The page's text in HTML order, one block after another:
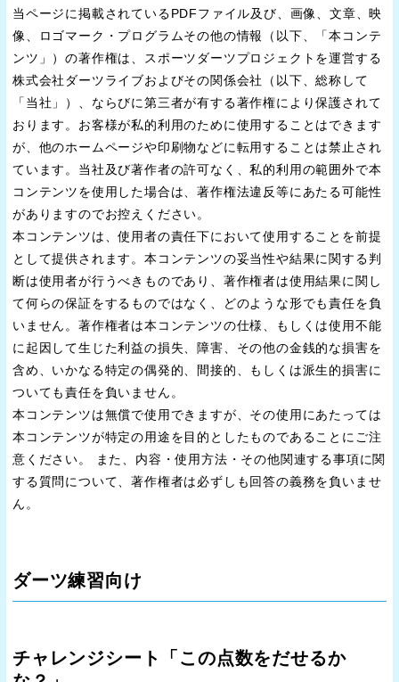
当ページに掲載されているPDFファイル及び、画像、文章、映
像、ロゴマーク・プログラムその他の情報（以下、「本コンテ
ンツ」）の著作権は、スポーツダーツプロジェクトを運営する
株式会社ダーツライブおよびその関係会社（以下、総称して
「当社」）、ならびに第三者が有する著作権により保護されて
おります。お客様が私的利用のために使用することはできます
が、他のホームページや印刷物などに転用することは禁止され
ています。当社及び著作者の許可なく、私的利用の範囲外で本
コンテンツを使用した場合は、著作権法違反等にあたる可能性
がありますのでお控えください。
本コンテンツは、使用者の責任下において使用することを前提
として提供されます。本コンテンツの妥当性や結果に関する判
断は使用者が行うべきものであり、著作権者は使用結果に関し
て何らの保証をするものではなく、どのような形でも責任を負
いません。著作権者は本コンテンツの仕様、もしくは使用不能
に起因して生じた利益の損失、障害、その他の金銭的な損害を
含め、いかなる特定の偶発的、間接的、もしくは派生的損害に
ついても責任を負いません。
本コンテンツは無償で使用できますが、その使用にあたっては
本コンテンツが特定の用途を目的としたものであることにご注
意ください。 また、内容・使用方法・その他関連する事項に関
する質問について、著作権者は必ずしも回答の義務を負いませ
ん。
ダーツ練習向け
チャレンジシート「この点数をだせるか